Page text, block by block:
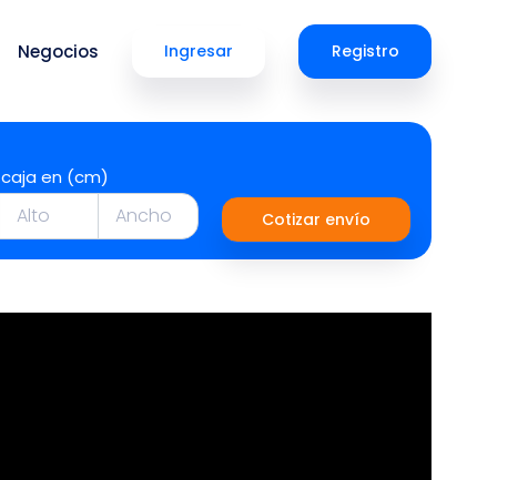
Negocios Ingresar Registro
en (cm)
Cotizar envío